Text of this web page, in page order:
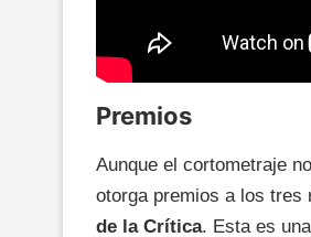
Premios
Aunque el cortometraje
otorga premios a los tres
de la Crítica. Esta es una